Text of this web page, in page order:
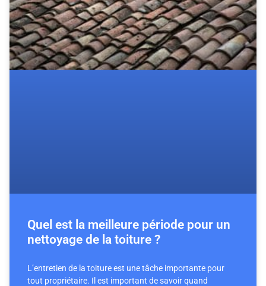
Quel est la meilleure période pour un
nettoyage de la toiture ?
L’entretien de la toiture est une tâche importante pour
tout propriétaire. Il est important de savoir quand